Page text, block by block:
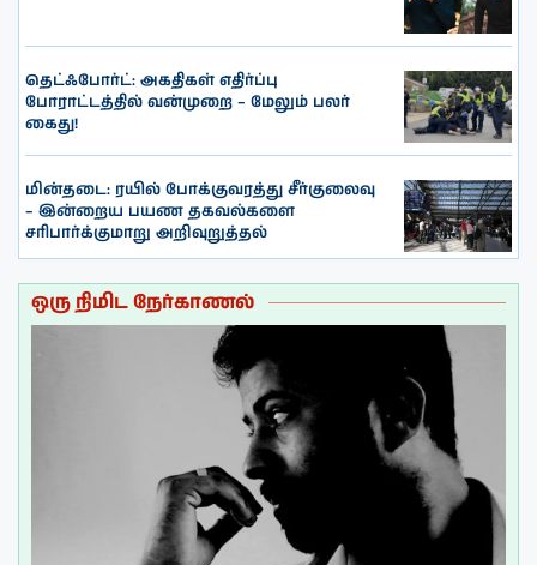
தெட்ஃபோர்ட்: அகதிகள் எதிர்ப்பு
போராட்டத்தில் வன்முறை – மேலும் பலர்
கைது!
மின்தடை: ரயில் போக்குவரத்து சீர்குலைவு
– இன்றைய பயண தகவல்களை
சரிபார்க்குமாறு அறிவுறுத்தல்
ஒரு நிமிட நேர்காணல்